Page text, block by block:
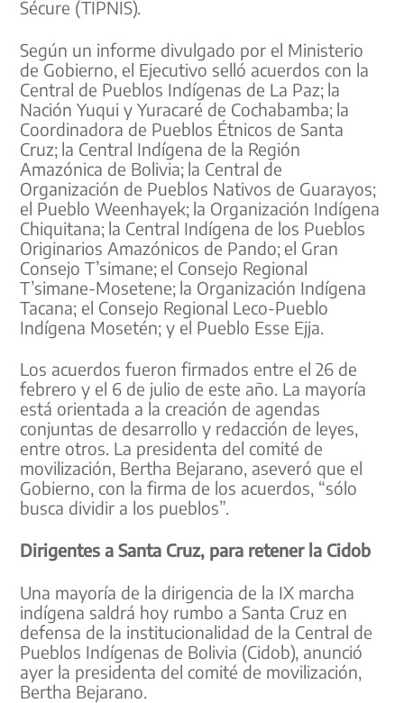
Sécure (TIPNIS).
Según un informe divulgado por el Ministerio
de Gobierno, el Ejecutivo selló acuerdos con la
Central de Pueblos Indígenas de La Paz; la
Nación Yuqui y Yuracaré de Cochabamba; la
Coordinadora de Pueblos Étnicos de Santa
Cruz; la Central Indígena de la Región
Amazónica de Bolivia; la Central de
Organización de Pueblos Nativos de Guarayos;
el Pueblo Weenhayek; la Organización Indígena
Chiquitana; la Central Indígena de los Pueblos
Originarios Amazónicos de Pando; el Gran
Consejo T’simane; el Consejo Regional
T’simane-Mosetene; la Organización Indígena
Tacana; el Consejo Regional Leco-Pueblo
Indígena Mosetén; y el Pueblo Esse Ejja.
Los acuerdos fueron firmados entre el 26 de
febrero y el 6 de julio de este año. La mayoría
está orientada a la creación de agendas
conjuntas de desarrollo y redacción de leyes,
entre otros. La presidenta del comité de
movilización, Bertha Bejarano, aseveró que el
Gobierno, con la firma de los acuerdos, “sólo
busca dividir a los pueblos”.
Dirigentes a Santa Cruz, para retener la Cidob
Una mayoría de la dirigencia de la IX marcha
indígena saldrá hoy rumbo a Santa Cruz en
defensa de la institucionalidad de la Central de
Pueblos Indígenas de Bolivia (Cidob), anunció
ayer la presidenta del comité de movilización,
Bertha Bejarano.